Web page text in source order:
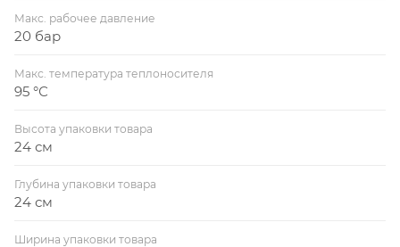
Макс. рабочее давление
20 бар
Макс. температура теплоносителя
95 °С
Высота упаковки товара
24 см
Глубина упаковки товара
24 см
Ширина упаковки товара